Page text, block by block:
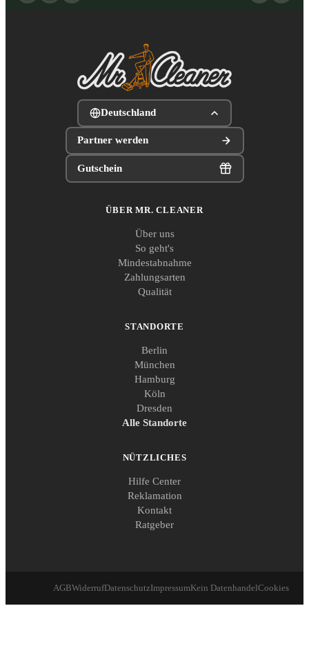
Deutschland
Partner werden
Gutschein
ÜBER MR. CLEANER
Über uns
So geht's
Mindestabnahme
Zahlungsarten
Qualität
STANDORTE
Berlin
München
Hamburg
Köln
Dresden
Alle Standorte
NÜTZLICHES
Hilfe Center
Reklamation
Kontakt
Ratgeber
AGBWiderrufDatenschutzImpressumKein DatenhandelCookies